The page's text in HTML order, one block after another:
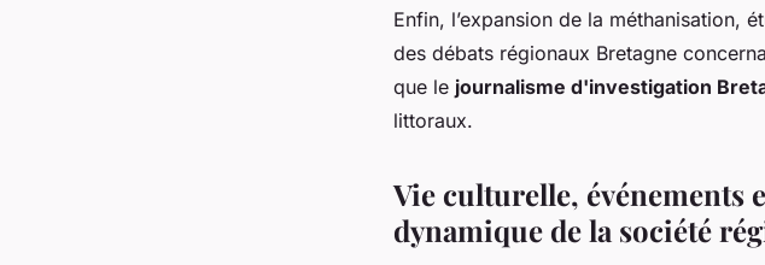
Enfin, l’expansion de la méthanisation,
des débats régionaux Bretagne
que le journalisme d'investigation
littoraux.
Vie culturelle, événements
dynamique de la société